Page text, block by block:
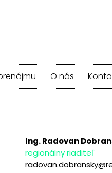
O nás
Ing. Radovan
regionálny riaditeľ